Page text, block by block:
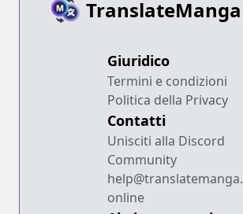
TranslateManga
Giuridico
Termini e condizioni
Politica della Privacy
Contatti
Unisciti alla Discord
Community
help@translatemanga.
online